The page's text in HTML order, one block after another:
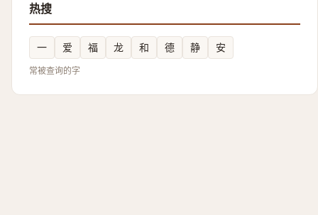
热搜
一 爱 福 龙 和 德 静 安
常被查询的字